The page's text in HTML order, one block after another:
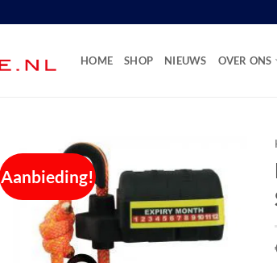
HOME SHOP NIEUWS OVER ONS
Aanbieding!